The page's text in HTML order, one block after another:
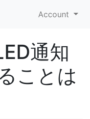
Account
通知
ことは